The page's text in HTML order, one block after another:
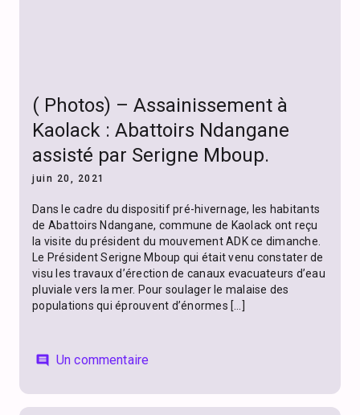
( Photos) – Assainissement à
Kaolack : Abattoirs Ndangane
assisté par Serigne Mboup.
juin 20, 2021
Dans le cadre du dispositif pré-hivernage, les habitants
de Abattoirs Ndangane, commune de Kaolack ont reçu
la visite du président du mouvement ADK ce dimanche.
Le Président Serigne Mboup qui était venu constater de
visu les travaux d’érection de canaux evacuateurs d’eau
pluviale vers la mer. Pour soulager le malaise des
populations qui éprouvent d’énormes […]
comment Un commentaire